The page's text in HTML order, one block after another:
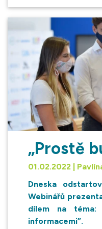
„Prostě
01.02.2022 |
Dneska
Webinářů
dílem na téma:
informacemi”.